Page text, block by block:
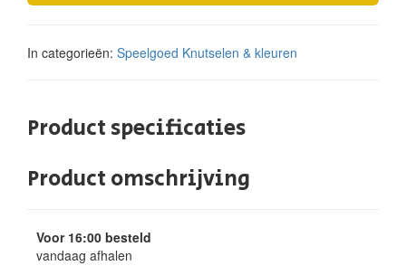
In categorieën: Speelgoed Knutselen & kleuren
Product specificaties
Product omschrijving
Voor 16:00 besteld
vandaag afhalen